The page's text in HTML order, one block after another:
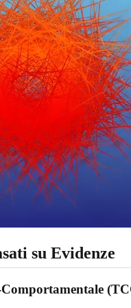
su Evidenze